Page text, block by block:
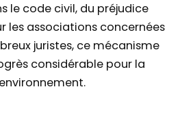
le code civil, du préjudice
les associations concernées
juristes, ce mécanisme
considérable pour la